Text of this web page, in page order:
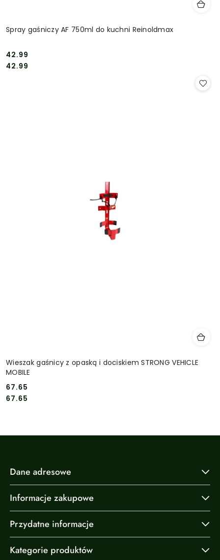
Spray gaśniczy AF 750ml do kuchni Reinoldmax
Cena:
42.99
Cena:
42.99
Wieszak gaśnicy z opaską i dociskiem STRONG VEHICLE
MOBILE
Cena:
67.65
Cena:
67.65
Dane adresowe
Informacje zakupowe
Przydatne informacje
Kategorie produktów